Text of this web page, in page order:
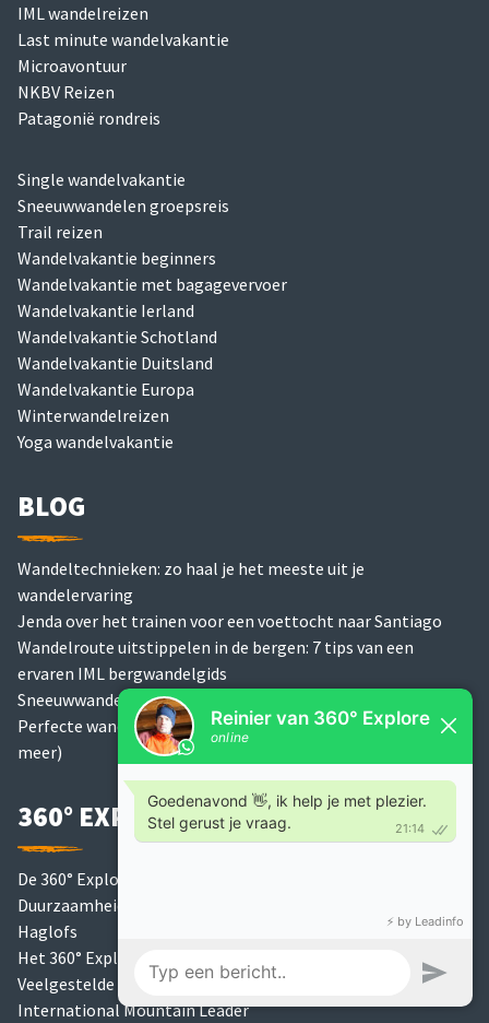
IML wandelreizen
Last minute wandelvakantie
Microavontuur
NKBV Reizen
Patagonië rondreis
Single wandelvakantie
Sneeuwwandelen groepsreis
Trail reizen
Wandelvakantie beginners
Wandelvakantie met bagagevervoer
Wandelvakantie Ierland
Wandelvakantie Schotland
Wandelvakantie Duitsland
Wandelvakantie Europa
Winterwandelreizen
Yoga wandelvakantie
BLOG
Wandeltechnieken: zo haal je het meeste uit je
wandelervaring
Jenda over het trainen voor een voettocht naar Santiago
Wandelroute uitstippelen in de bergen: 7 tips van een
ervaren IML bergwandelgids
Sneeuwwandelen uitrusting: wat neem je mee?
Perfecte wandeluitrusting voor bergwandelen (kleding en
meer)
360° EXPLORE
De 360° Explore Podcast
Duurzaamheidsbeleid
Haglofs
Het 360° Explore Team
Veelgestelde vragen
International Mountain Leader